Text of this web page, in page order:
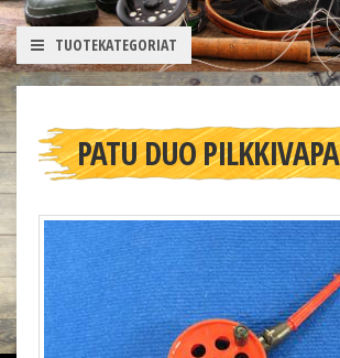
TUOTEKATEGORIAT
PATU DUO PILKKIVAPA